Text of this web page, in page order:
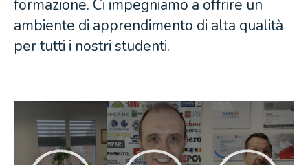
formazione. Ci impegniamo a offrire un
ambiente di apprendimento di alta qualità
per tutti i nostri studenti.